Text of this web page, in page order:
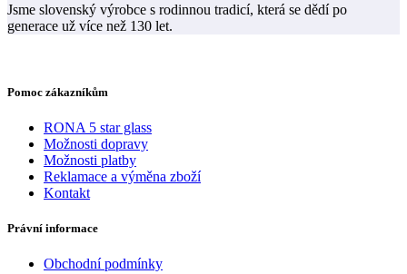
Jsme slovenský výrobce s rodinnou tradicí, která se dědí po
generace už více než 130 let.
Pomoc zákazníkům
RONA 5 star glass
Možnosti dopravy
Možnosti platby
Reklamace a výměna zboží
Kontakt
Právní informace
Obchodní podmínky